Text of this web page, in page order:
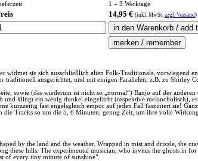
1 – 3 Werktage
14,95 € (inkl. MwSt. zzgl. Versand)
widmet sie sich ausschließlich alten Folk-Traditionals,
ausgerichtet, und mit einigen Parallelen, z.B. zu Shirley
sowie (das wiederum ist nicht so „normal“) Banjo auf der
und klingt ein wenig dunkel eingefärbt (respektive
kurzzeitig fast engelsgleich empor auf jeden Fall fasziniert sie!
die Tracks so um die 5, 6 Minuten, genug Zeit, um ihre volle
by the land and the weather. Wrapped in mist and drizzle,
these hills. The experimental musician, who invites the ghosts in
of every tiny minute of sunshine".